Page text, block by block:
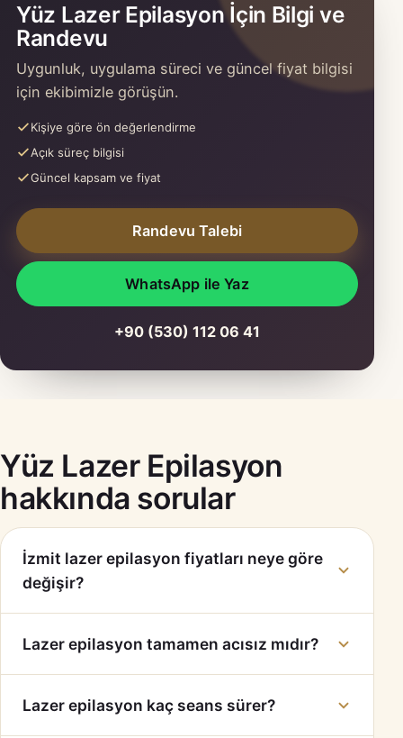
Yüz Lazer Epilasyon İçin Bilgi ve
Randevu
Uygunluk, uygulama süreci ve güncel fiyat bilgisi
için ekibimizle görüşün.
Kişiye göre ön değerlendirme
Açık süreç bilgisi
Güncel kapsam ve fiyat
Randevu Talebi
WhatsApp ile Yaz
+90 (530) 112 06 41
Yüz Lazer Epilasyon
hakkında sorular
İzmit lazer epilasyon fiyatları neye göre
değişir?
Lazer epilasyon tamamen acısız mıdır?
Lazer epilasyon kaç seans sürer?